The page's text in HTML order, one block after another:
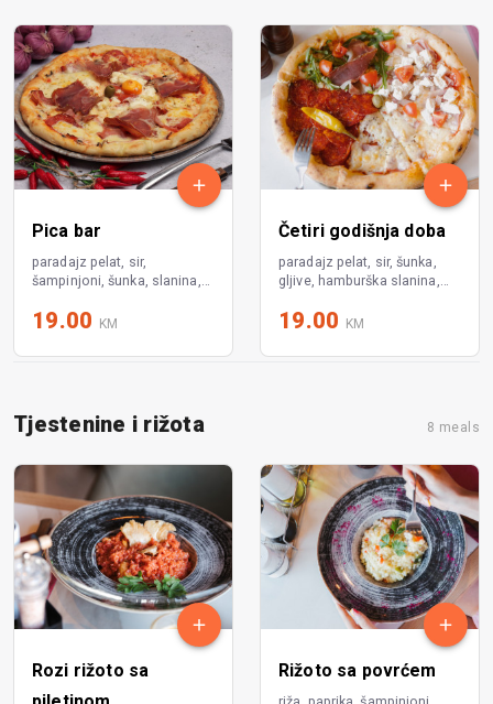
Pica bar
paradajz pelat, sir,
šampinjoni, šunka, slanina,
19.00 KM
Četiri godišnja doba
paradajz pelat, sir, šunka,
gljive, hamburška slanina,
rukola, kulen, feferona
19.00 KM
Tjestenine i rižota 8 meals
Rozi rižoto sa
Rižoto sa povrćem